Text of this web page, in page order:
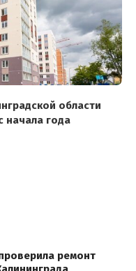
области
начала года
ремонт